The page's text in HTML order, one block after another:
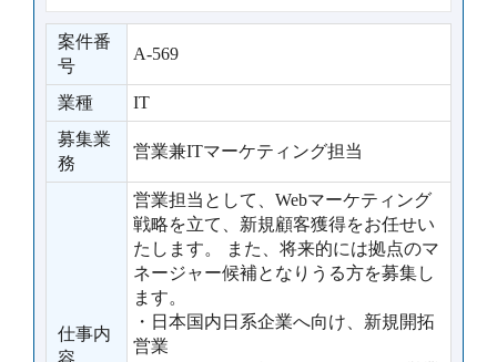
案件番
号
A-569
業種
IT
募集業
務
営業兼ITマーケティング担当
仕事内
容
営業担当として、Webマーケティング
戦略を立て、新規顧客獲得をお任せい
たします。 また、将来的には拠点のマ
ネージャー候補となりうる方を募集し
ます。
・日本国内日系企業へ向け、新規開拓
営業